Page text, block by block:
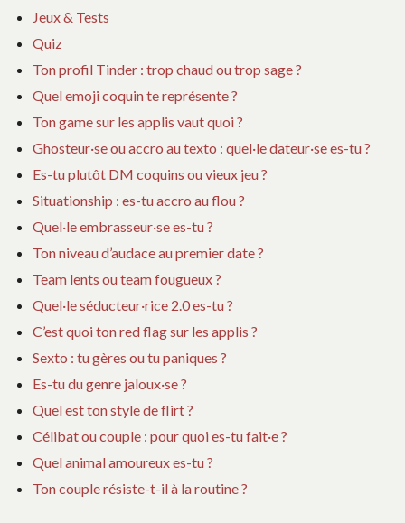
Jeux & Tests
Quiz
Ton profil Tinder : trop chaud ou trop sage ?
Quel emoji coquin te représente ?
Ton game sur les applis vaut quoi ?
Ghosteur·se ou accro au texto : quel·le dateur·se es-tu ?
Es-tu plutôt DM coquins ou vieux jeu ?
Situationship : es-tu accro au flou ?
Quel·le embrasseur·se es-tu ?
Ton niveau d’audace au premier date ?
Team lents ou team fougueux ?
Quel·le séducteur·rice 2.0 es-tu ?
C’est quoi ton red flag sur les applis ?
Sexto : tu gères ou tu paniques ?
Es-tu du genre jaloux·se ?
Quel est ton style de flirt ?
Célibat ou couple : pour quoi es-tu fait·e ?
Quel animal amoureux es-tu ?
Ton couple résiste-t-il à la routine ?